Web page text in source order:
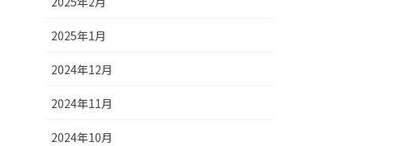
2025年1月
2024年12月
2024年11月
2024年10月